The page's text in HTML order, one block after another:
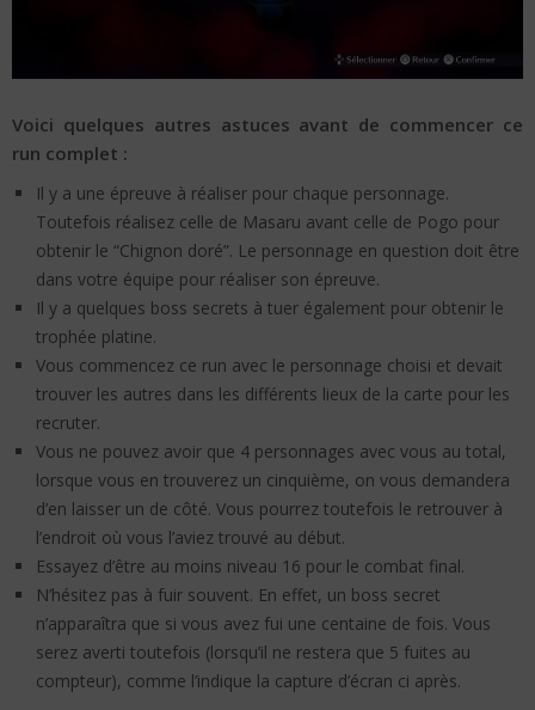
Voici quelques autres astuces avant de commencer ce
run complet :
Il y a une épreuve à réaliser pour chaque personnage.
Toutefois réalisez celle de Masaru avant celle de Pogo pour
obtenir le “Chignon doré”. Le personnage en question doit être
dans votre équipe pour réaliser son épreuve.
Il y a quelques boss secrets à tuer également pour obtenir le
trophée platine.
Vous commencez ce run avec le personnage choisi et devait
trouver les autres dans les différents lieux de la carte pour les
recruter.
Vous ne pouvez avoir que 4 personnages avec vous au total,
lorsque vous en trouverez un cinquième, on vous demandera
d’en laisser un de côté. Vous pourrez toutefois le retrouver à
l’endroit où vous l’aviez trouvé au début.
Essayez d’être au moins niveau 16 pour le combat final.
N’hésitez pas à fuir souvent. En effet, un boss secret
n’apparaîtra que si vous avez fui une centaine de fois. Vous
serez averti toutefois (lorsqu’il ne restera que 5 fuites au
compteur), comme l’indique la capture d’écran ci après.